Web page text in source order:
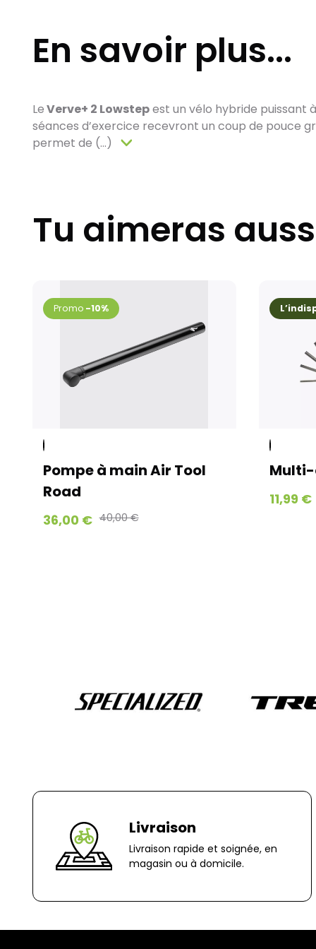
En savoir plus...
LeVerve+ 2 Lowstepest un vélo hybride puissant
séances d’exercice recevront un coup de pouce
permet de (...)
Tu aimeras
-10%
Pompe à main Air Tool
Road
36,00 € 40,00 €
Multi-
11,99 €
Livraison
Livraison rapide et soignée, en
magasin ou à domicile.